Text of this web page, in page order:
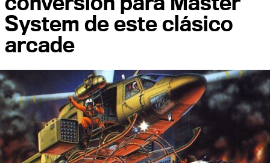
System de este clásico
arcade